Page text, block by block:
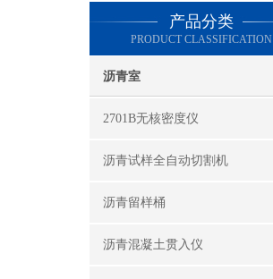
产品分类
PRODUCT CLASSIFICATION
沥青室
2701B无核密度仪
沥青试样全自动切割机
沥青留样桶
沥青混凝土贯入仪